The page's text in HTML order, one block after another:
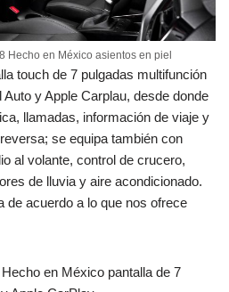
Hecho en México asientos en piel
touch de 7 pulgadas multifunción
y Apple Carplau, desde donde
llamadas, información de viaje y
se equipa también con
al volante, control de crucero,
de lluvia y aire acondicionado.
de acuerdo a lo que nos ofrece